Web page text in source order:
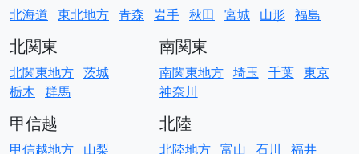
北海道 東北地方 青森 岩手 秋田 宮城 山形 福島
北関東
北関東地方 茨城
栃木 群馬
南関東
南関東地方 埼玉 千葉 東京
神奈川
甲信越
甲信越地方 山梨
北陸
北陸地方 富山 石川 福井